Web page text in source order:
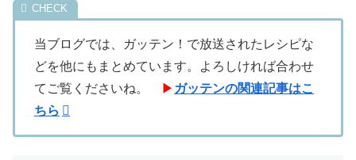
当ブログでは、ガッテン！で放送されたレシピな
どを他にもまとめています。よろしければ合わせ
てご覧くださいね。
▶ ガッテンの関連記事はこ
ちら